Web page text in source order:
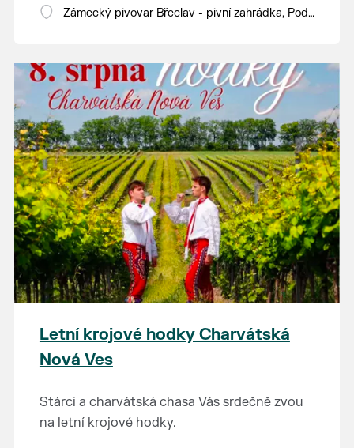
Zámecký pivovar Břeclav - pivní zahrádka, Pod
Letní krojové hodky Charvátská
Nová Ves
Stárci a charvátská chasa Vás srdečně zvou
na letní krojové hodky.